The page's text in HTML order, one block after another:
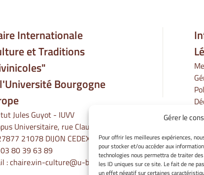
Gérer le
Pour offrir les meilleures expériences,
pour stocker et/ou accéder aux
technologies nous permettra de traiter
les ID uniques sur ce site. Le fait de ne
un effet négatif sur certaines
Internationale
et Traditions
Bourgogne
Jules Guyot - IUVV
Universitaire, rue Claude Ladrey
21078 DIJON CEDEX
03 80 39 63 89
:chaire.vin-culture@u-bourgogne.fr